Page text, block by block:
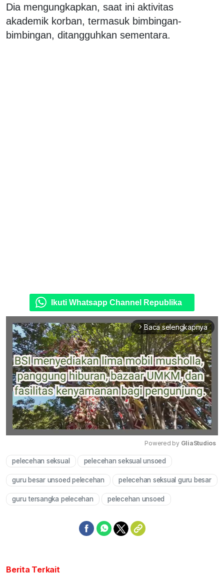
Dia mengungkapkan, saat ini aktivitas
akademik korban, termasuk bimbingan-
bimbingan, ditangguhkan sementara.
Ikuti Whatsapp Channel Republika
arrow_forward_ios Baca selengkapnya
Powered by GliaStudios
pelecehan seksual pelecehan seksual unsoed
guru besar unsoed pelecehan pelecehan seksual guru besar
guru tersangka pelecehan pelecehan unsoed
Berita Terkait